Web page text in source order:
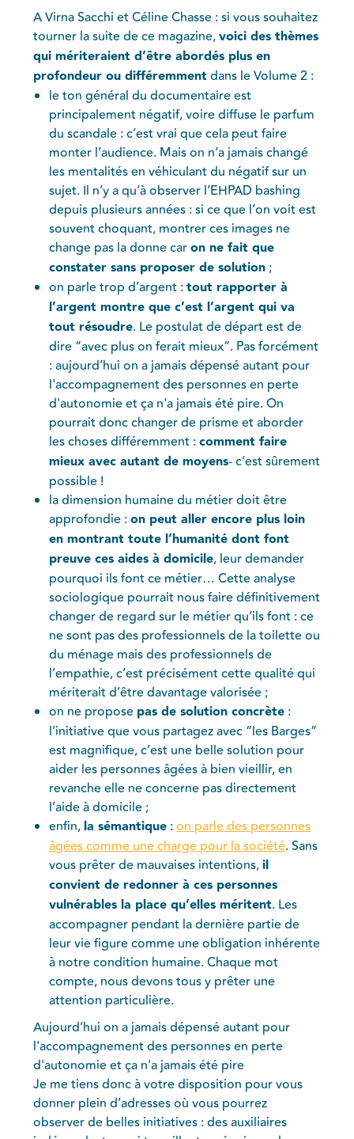
A Virna Sacchi et Céline Chasse : si vous souhaitez
tourner la suite de ce magazine,voici des thèmes
qui mériteraient d’être abordés plus en
profondeur ou différemmentdans le Volume 2 :
le ton général du documentaire est
principalement négatif, voire diffuse le parfum
du scandale : c’est vrai que cela peut faire
monter l’audience. Mais on n’a jamais changé
les mentalités en véhiculant du négatif sur un
sujet. Il n’y a qu’à observer l’EHPAD bashing
depuis plusieurs années : si ce que l’on voit est
souvent choquant, montrer ces images ne
change pas la donne caron ne fait que
constater sans proposer de solution;
on parle trop d’argent :tout rapporter à
l’argent montre que c’est l’argent qui va
tout résoudre. Le postulat de départ est de
dire “avec plus on ferait mieux”. Pas forcément
: aujourd’hui on a jamais dépensé autant pour
l'accompagnement des personnes en perte
d'autonomie et ça n'a jamais été pire. On
pourrait donc changer de prisme et aborder
les choses différemment :comment faire
mieux avec autant de moyens- c’est sûrement
possible !
la dimension humaine du métier doit être
approfondie :on peut aller encore plus loin
en montrant toute l’humanité dont font
preuve ces aides à domicile, leur demander
pourquoi ils font ce métier… Cette analyse
sociologique pourrait nous faire définitivement
changer de regard sur le métier qu’ils font : ce
ne sont pas des professionnels de la toilette ou
du ménage mais des professionnels de
l’empathie, c’est précisément cette qualité qui
mériterait d’être davantage valorisée ;
on ne propose pas de solution concrète :
l’initiative que vous partagez avec “les Barges”
est magnifique, c’est une belle solution pour
aider les personnes âgées à bien vieillir, en
revanche elle ne concerne pas directement
l’aide à domicile ;
enfin,la sémantique :on parle des personnes
âgées comme une charge pour la société. Sans
vous prêter de mauvaises intentions,il
convient de redonner à ces personnes
vulnérables la place qu’elles méritent. Les
accompagner pendant la dernière partie de
leur vie figure comme une obligation inhérente
à notre condition humaine. Chaque mot
compte, nous devons tous y prêter une
attention particulière.
Aujourd’hui on a jamais dépensé autant pour
l'accompagnement des personnes en perte
d'autonomie et ça n'a jamais été pire
Je me tiens donc à votre disposition pour vous
donner plein d’adresses où vous pourrez
observer de belles initiatives : des auxiliaires